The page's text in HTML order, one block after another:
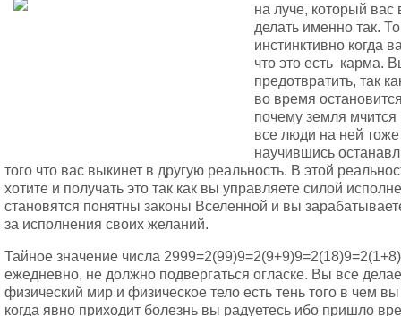
на луче, который вас
делать именно так.
инстинктивно когда
что это есть карма.
предотвратить, так
во время
почему земля мчится
все люди на ней
научившись
того что вас выкинет в другую реальность. В этой
хотите и получать это так как вы управляете силой
становятся понятны законы Вселенной и вы
за исполнения своих желаний.
Тайное значение числа
ежедневно, не должно подвергаться огласке. Вы все
физический мир и физическое тело есть тень того в чем
когда явно приходит болезнь вы радуетесь ибо пришло